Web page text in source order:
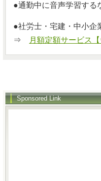
●通勤中に音声学習す
●社労士・宅建・中小
⇒
月額定額サービス【
Sponsored Link